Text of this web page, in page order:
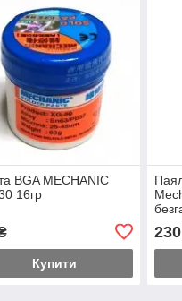
BGA MECHANIC
16гр
Купити
230